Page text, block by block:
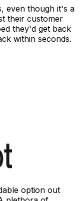
even though it's a
their customer
they'd get back
within seconds.
option out